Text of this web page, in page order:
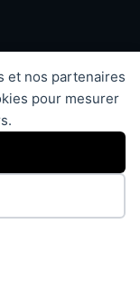
et nos partenaires
pour mesurer